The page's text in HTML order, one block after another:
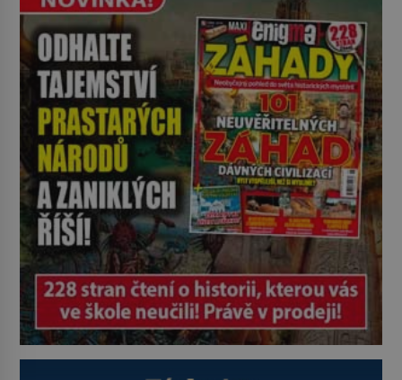
plačky smutně žmoulají kapesníky
nikoli při smutečním obřadu, ale
při pohledu na výši vyměřené
podpory v nezaměstnanosti. Kam
vás pozveme? Unikátní hřbitov,
který si vysloužil název „Veselý“,
najdeme v rumunské vesnici
Sapanta, nedaleko hranic […]